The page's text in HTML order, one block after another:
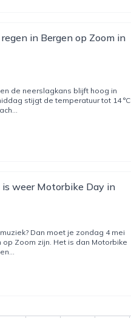
in Bergen op Zoom in
de neerslagkans blijft hoog in
stijgt de temperatuur tot 14 °C
weer Motorbike Day in
Dan moet je zondag 4 mei
op Zoom zijn. Het is dan Motorbike